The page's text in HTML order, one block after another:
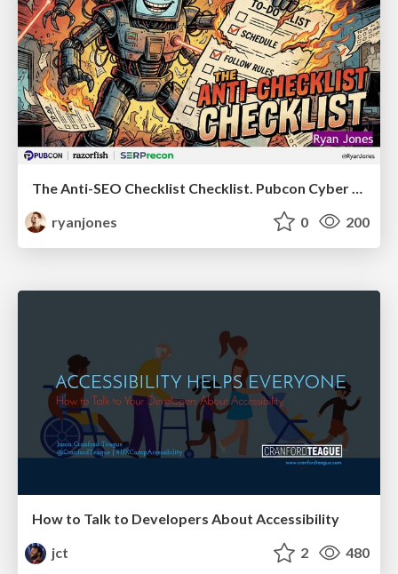
ryanjones
0 200
How to Talk to Developers About Accessibility
jct
2 480